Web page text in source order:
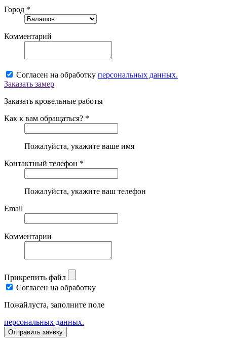
Город *
Комментарий
Согласен на обработку персональных данных.
Заказать замер
Заказать кровельные работы
Как к вам обращаться? *
Пожалуйста, укажите ваше имя
Контактный телефон *
Пожалуйста, укажите ваш телефон
Email
Комментарии
Прикрепить файл
Согласен на обработку
Пожайлуста, заполните поле
персональных данных.